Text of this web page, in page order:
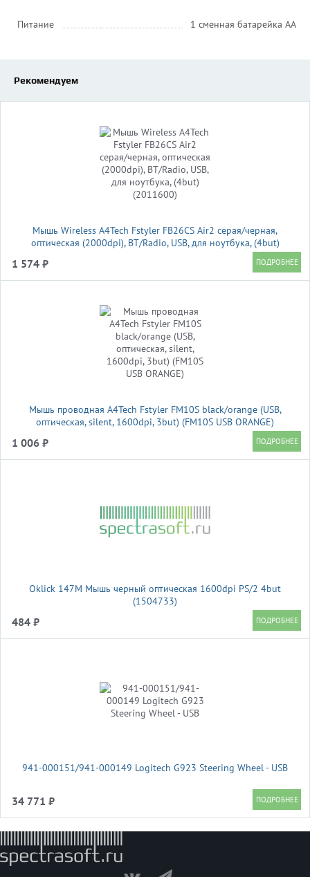
Питание 1 сменная батарейка АА
Рекомендуем
Мышь Wireless A4Tech Fstyler FB26CS Air2 серая/черная,
оптическая (2000dpi), BT/Radio, USB, для ноутбука, (4but)
1 574 ₽
Мышь проводная A4Tech Fstyler FM10S black/orange (USB,
оптическая, silent, 1600dpi, 3but) (FM10S USB ORANGE)
1 006 ₽
Oklick 147M Мышь черный оптическая 1600dpi PS/2 4but
(1504733)
484 ₽
941-000151/941-000149 Logitech G923 Steering Wheel - USB
34 771 ₽